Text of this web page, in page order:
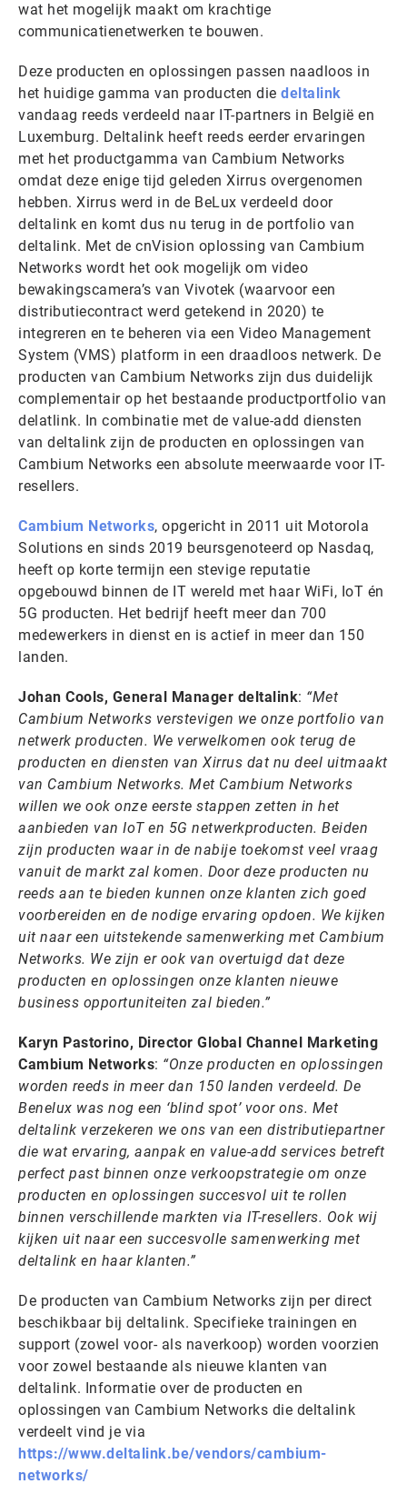
wat het mogelijk maakt om krachtige
communicatienetwerken te bouwen.
Deze producten en oplossingen passen naadloos in
het huidige gamma van producten die deltalink
vandaag reeds verdeeld naar IT-partners in België en
Luxemburg. Deltalink heeft reeds eerder ervaringen
met het productgamma van Cambium Networks
omdat deze enige tijd geleden Xirrus overgenomen
hebben. Xirrus werd in de BeLux verdeeld door
deltalink en komt dus nu terug in de portfolio van
deltalink. Met de cnVision oplossing van Cambium
Networks wordt het ook mogelijk om video
bewakingscamera’s van Vivotek (waarvoor een
distributiecontract werd getekend in 2020) te
integreren en te beheren via een Video Management
System (VMS) platform in een draadloos netwerk. De
producten van Cambium Networks zijn dus duidelijk
complementair op het bestaande productportfolio van
delatlink. In combinatie met de value-add diensten
van deltalink zijn de producten en oplossingen van
Cambium Networks een absolute meerwaarde voor IT-
resellers.
Cambium Networks, opgericht in 2011 uit Motorola
Solutions en sinds 2019 beursgenoteerd op Nasdaq,
heeft op korte termijn een stevige reputatie
opgebouwd binnen de IT wereld met haar WiFi, IoT én
5G producten. Het bedrijf heeft meer dan 700
medewerkers in dienst en is actief in meer dan 150
landen.
Johan Cools, General Manager deltalink: “Met
Cambium Networks verstevigen we onze portfolio van
netwerk producten. We verwelkomen ook terug de
producten en diensten van Xirrus dat nu deel uitmaakt
van Cambium Networks. Met Cambium Networks
willen we ook onze eerste stappen zetten in het
aanbieden van IoT en 5G netwerkproducten. Beiden
zijn producten waar in de nabije toekomst veel vraag
vanuit de markt zal komen. Door deze producten nu
reeds aan te bieden kunnen onze klanten zich goed
voorbereiden en de nodige ervaring opdoen. We kijken
uit naar een uitstekende samenwerking met Cambium
Networks. We zijn er ook van overtuigd dat deze
producten en oplossingen onze klanten nieuwe
business opportuniteiten zal bieden.”
Karyn Pastorino, Director Global Channel Marketing
Cambium Networks: “Onze producten en oplossingen
worden reeds in meer dan 150 landen verdeeld. De
Benelux was nog een ‘blind spot’ voor ons. Met
deltalink verzekeren we ons van een distributiepartner
die wat ervaring, aanpak en value-add services betreft
perfect past binnen onze verkoopstrategie om onze
producten en oplossingen succesvol uit te rollen
binnen verschillende markten via IT-resellers. Ook wij
kijken uit naar een succesvolle samenwerking met
deltalink en haar klanten.”
De producten van Cambium Networks zijn per direct
beschikbaar bij deltalink. Specifieke trainingen en
support (zowel voor- als naverkoop) worden voorzien
voor zowel bestaande als nieuwe klanten van
deltalink. Informatie over de producten en
oplossingen van Cambium Networks die deltalink
verdeelt vind je via
https://www.deltalink.be/vendors/cambium-
networks/